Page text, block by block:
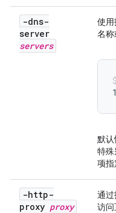
-dns-
server
servers
使用
名称
默
特
项指
-http-
proxy proxy
通过
访